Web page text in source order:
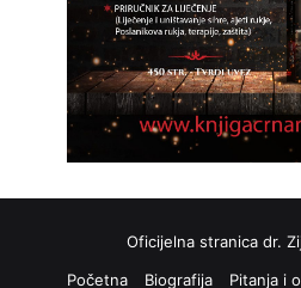
Oficijelna stranica dr.
Početna
Biografija Pitanja i